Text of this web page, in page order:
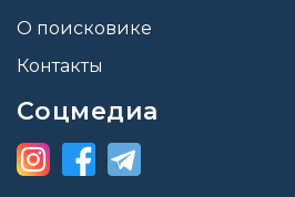
О поисковике
Контакты
Соцмедиа